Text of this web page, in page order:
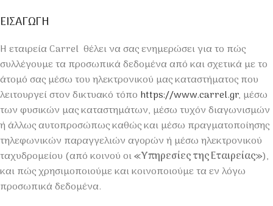
ΕΙΣΑΓΩΓΗ
H εταιρεία Carrel θέλει να σας ενημερώσει για το πώς
συλλέγουμε τα προσωπικά δεδομένα από και σχετικά με το
άτομό σας μέσω του ηλεκτρονικού μας καταστήματος που
λειτουργεί στον δικτυακό τόπο https://www.carrel.gr, μέσω
των φυσικών μας καταστημάτων, μέσω τυχόν διαγωνισμών
ή άλλως αυτοπροσώπως καθώς και μέσω πραγματοποίησης
τηλεφωνικών παραγγελιών αγορών ή μέσω ηλεκτρονικού
ταχυδρομείου (από κοινού οι«Υπηρεσίες της Εταιρείας»),
και πώς χρησιμοποιούμε και κοινοποιούμε τα εν λόγω
προσωπικά δεδομένα.